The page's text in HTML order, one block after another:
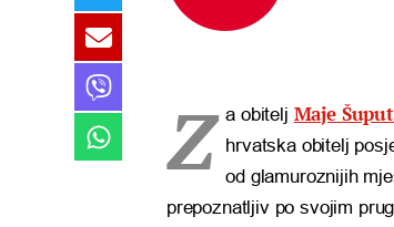
Z a obitelj Maje Šuput
hrvatska obitelj
od glamuroznijih
prepoznatljiv po svojim